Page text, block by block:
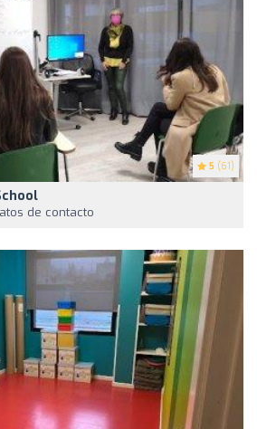
5 (61)
de contacto